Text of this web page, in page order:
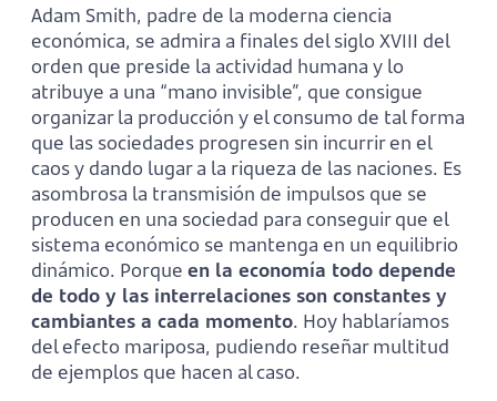
Adam Smith, padre de la moderna ciencia
económica, se admira a finales del siglo XVIII del
orden que preside la actividad humana y lo
atribuye a una “mano invisible”, que consigue
organizar la producción y el consumo de tal forma
que las sociedades progresen sin incurrir en el
caos y dando lugar a la riqueza de las naciones. Es
asombrosa la transmisión de impulsos que se
producen en una sociedad para conseguir que el
sistema económico se mantenga en un equilibrio
dinámico. Porque en la economía todo depende
de todo y las interrelaciones son constantes y
cambiantes a cada momento. Hoy hablaríamos
del efecto mariposa, pudiendo reseñar multitud
de ejemplos que hacen al caso.